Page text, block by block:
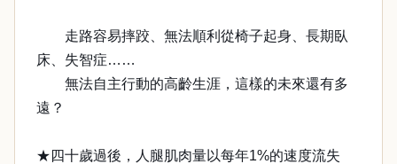
走路容易摔跤、無法順利從椅子起身、長期臥
床、失智症……
無法自主行動的高齡生涯，這樣的未來還有多
遠？
★四十歲過後，人腿肌肉量以每年1%的速度流失